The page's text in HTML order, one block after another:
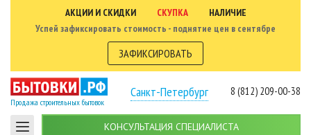
АКЦИИ И СКИДКИ СКУПКА
НАЛИЧИЕ
Успей зафиксировать стоимость - поднятие цен в сентябре
ЗАФИКСИРОВАТЬ
Продажа строительных бытовок
Санкт-Петербург 8 (812) 209-00-38
КОНСУЛЬТАЦИЯ СПЕЦИАЛИСТА